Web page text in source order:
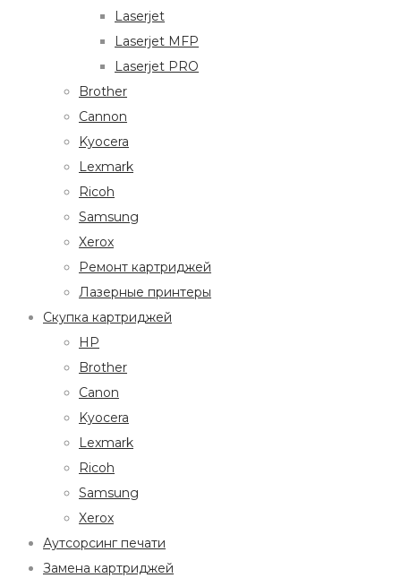
Laserjet
Laserjet MFP
Laserjet PRO
Brother
Cannon
Kyocera
Lexmark
Ricoh
Samsung
Xerox
Ремонт картриджей
Лазерные принтеры
Скупка картриджей
HP
Brother
Canon
Kyocera
Lexmark
Ricoh
Samsung
Xerox
Аутсорсинг печати
Замена картриджей